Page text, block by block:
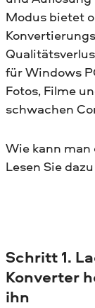
Modus bietet
für Windows
Fotos, Filme
schwachen
Wie kann man
Lesen Sie
Schritt 1.
Konverter
ihn